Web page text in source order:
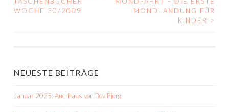
NAVIGATION
WOCHE 30/2009
MONDLANDUNG FÜR
KINDER
>
NEUESTE BEITRÄGE
Januar 2025: Auerhaus von Bov Bjerg